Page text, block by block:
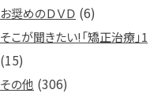
お奨めのＤＶＤ (6)
そこが聞きたい!「矯正治療」1
(15)
その他 (306)